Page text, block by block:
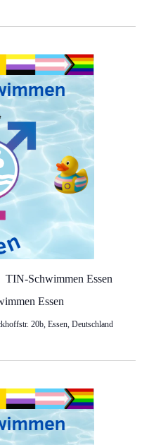
Essen
TIN-Schwimmen Essen
20b, Essen, Deutschland